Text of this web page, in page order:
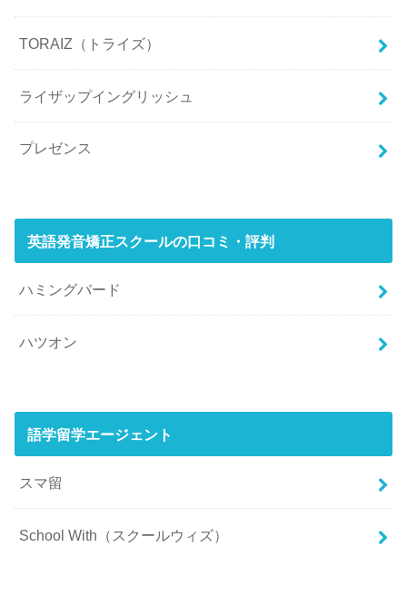
TORAIZ（トライズ）
ライザップイングリッシュ
プレゼンス
英語発音矯正スクールの口コミ・評判
ハミングバード
ハツオン
語学留学エージェント
スマ留
School With（スクールウィズ）